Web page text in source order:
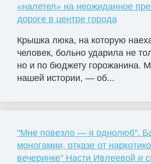
«налетел» на неожиданное
дороге в центре города
Крышка люка, на которую
человек, больно ударила не
но и по бюджету горожанина.
нашей истории, — об...
"Мне повезло — я однолюб".
моногамии, отказе от
вечеринке" Насти Ивлеевой и